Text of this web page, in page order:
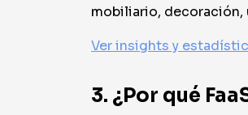
mobiliario, decoración,
Ver insights y
3. ¿Por qué